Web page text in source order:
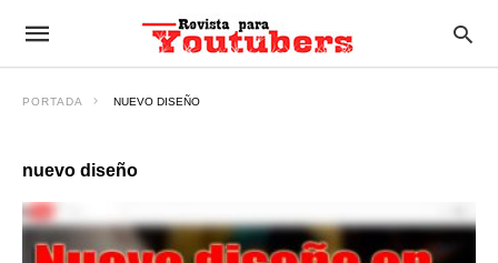
PORTADA NUEVO DISEÑO
nuevo diseño